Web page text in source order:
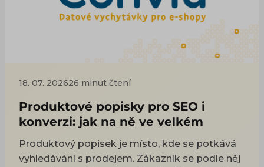
konci dojde i na AI vyhledávání a na odpověď,
kolik to celé přinese. Je to jeden z článků
obecný přehled příčin, proč se e-shop
18. 07. 202626 minut čtení
Produktové popisky pro SEO i
konverzi: jak na ně ve velkém
Produktový popisek je místo, kde se potkává
vyhledávání s prodejem. Zákazník se podle něj